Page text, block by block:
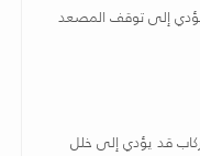
يؤدي إلى توقف المصعد
قد يؤدي إلى خلل